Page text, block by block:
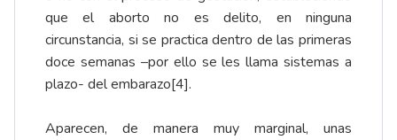
que el aborto no es delito, en ninguna
circunstancia, si se practica dentro de las primeras
doce semanas –por ello se les llama sistemas a
plazo- del embarazo[4].
Aparecen, de manera muy marginal, unas